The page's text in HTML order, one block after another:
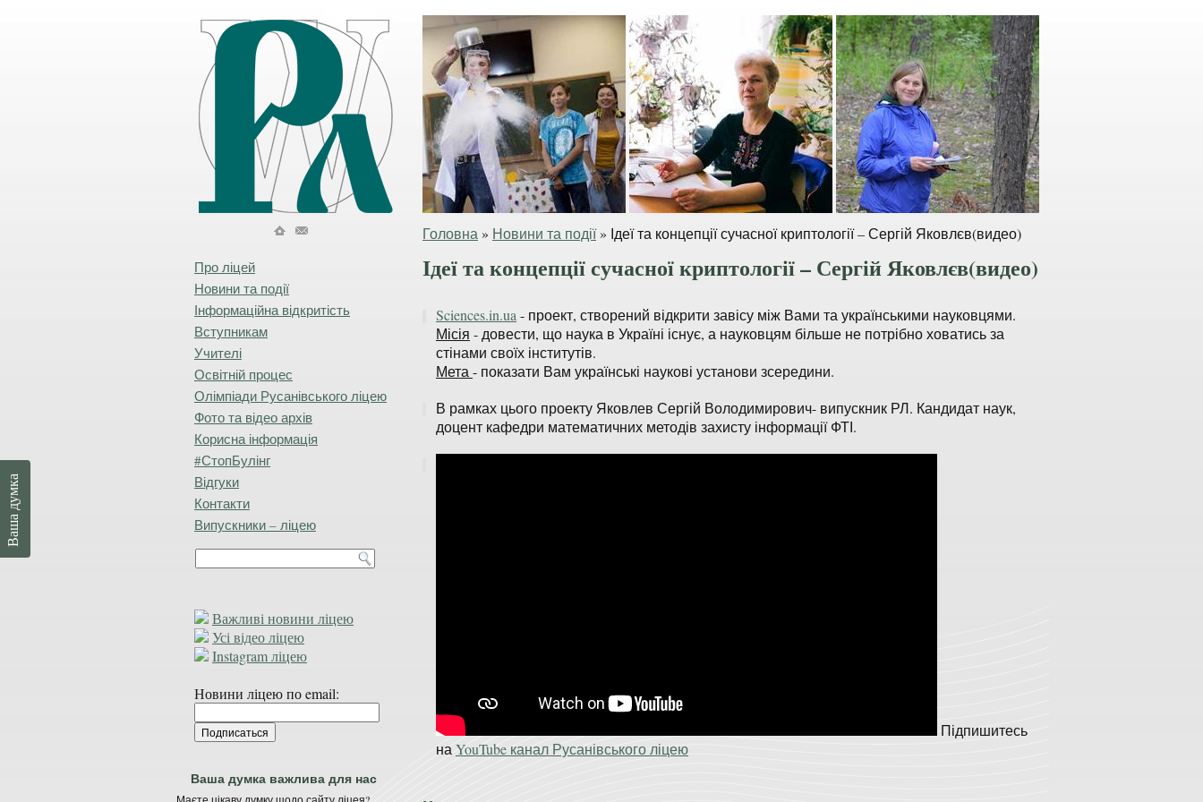
Головна » Новини та події» Ідеї та концепції сучасної криптології – Сергій Яковлєв(видео)
Про ліцей
Новини та події
Інформаційна відкритість
Вступникам
Учителі
Освітній процес
Олімпіади Русанівського ліцею
Фото та відео архів
Корисна інформація
#СтопБулінг
Відгуки
Контакти
Випускники – ліцею
Важливі новини ліцею
Усі відео ліцею
Instagram ліцею
Новини ліцею по email:
Ваша думка важлива для нас
Ідеї та концепції сучасної криптології – Сергій Яковлєв(видео)
Sciences.in.ua - проект, створений відкрити завісу між Вами та українськими науковцями.
Місія - довести, що наука в Україні існує, а науковцям більше не потрібно ховатись за
стінами своїх інститутів.
Мета - показати Вам українські наукові установи зсередини.
В рамках цього проекту Яковлев Сергій Володимирович- випускник РЛ. Кандидат наук,
доцент кафедри математичних методів захисту інформації ФТІ.
Підпишитесь
на YouTube канал Русанівського ліцею
Ваша думка